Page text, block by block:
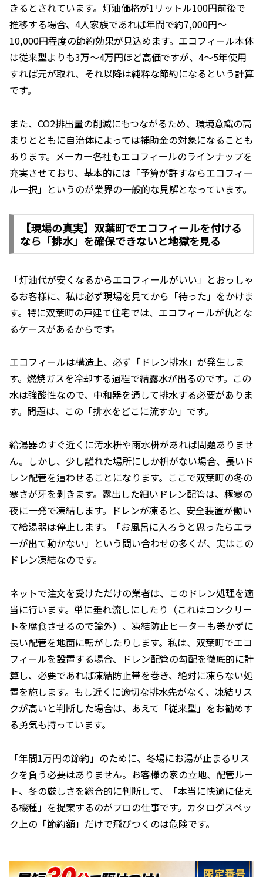
きるとされています。灯油価格が1リットル100円前後で
推移する場合、4人家族であれば年間で約7,000円〜
10,000円程度の節約効果が見込めます。エコフィール本体
は従来型よりも3万〜4万円ほど高価ですが、4〜5年使用
すれば元が取れ、それ以降は純粋な節約になるという計算
です。
また、CO2排出量の削減にもつながるため、環境意識の高
まりとともに自治体によっては補助金の対象になることも
あります。メーカー各社もエコフィールのラインナップを
充実させており、基本的には「予算が許すならエコフィー
ル一択」というのが業界の一般的な見解となっています。
【現場の真実】双葉町でエコフィールを付ける
なら「排水」を確保できないと地獄を見る
「灯油代が安くなるからエコフィールがいい」とおっしゃ
るお客様に、私は必ず現場を見てから「待った」をかけま
す。特に双葉町の戸建て住宅では、エコフィールが仇とな
るケースがあるからです。
エコフィールは構造上、必ず「ドレン排水」が発生しま
す。燃焼ガスを冷却する過程で結露水が出るのです。この
水は強酸性なので、中和器を通して排水する必要がありま
す。問題は、この「排水をどこに流すか」です。
給湯器のすぐ近くに汚水枡や雨水枡があれば問題ありませ
ん。しかし、少し離れた場所にしか枡がない場合、長いド
レン配管を這わせることになります。ここで双葉町の冬の
寒さが牙を剥きます。露出した細いドレン配管は、極寒の
夜に一発で凍結します。ドレンが凍ると、安全装置が働い
て給湯器は停止します。「お風呂に入ろうと思ったらエラ
ーが出て動かない」という問い合わせの多くが、実はこの
ドレン凍結なのです。
ネットで注文を受けただけの業者は、このドレン処理を適
当に行います。単に垂れ流しにしたり（これはコンクリー
トを腐食させるので論外）、凍結防止ヒーターも巻かずに
長い配管を地面に転がしたりします。私は、双葉町でエコ
フィールを設置する場合、ドレン配管の勾配を徹底的に計
算し、必要であれば凍結防止帯を巻き、絶対に凍らない処
置を施します。もし近くに適切な排水先がなく、凍結リス
クが高いと判断した場合は、あえて「従来型」をお勧めす
る勇気も持っています。
「年間1万円の節約」のために、冬場にお湯が止まるリス
クを負う必要はありません。お客様の家の立地、配管ルー
ト、冬の厳しさを総合的に判断して、「本当に快適に使え
る機種」を提案するのがプロの仕事です。カタログスペッ
ク上の「節約額」だけで飛びつくのは危険です。